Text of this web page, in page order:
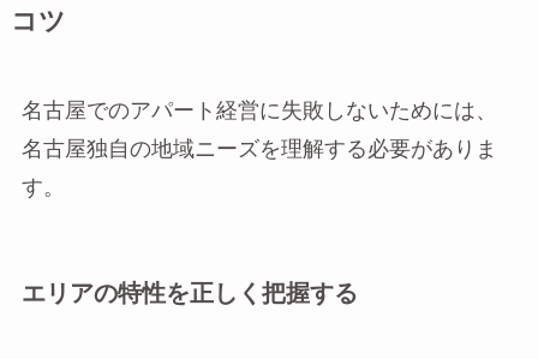
コツ
名古屋でのアパート経営に失敗しないためには、
名古屋独自の地域ニーズを理解する必要がありま
す。
エリアの特性を正しく把握する